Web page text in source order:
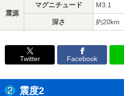
震源
マグニチュード M3.1
深さ 約20km
Twitter Facebook
震度2